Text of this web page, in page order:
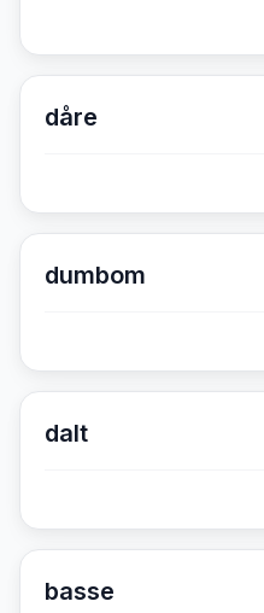
dåre
dumbom
dalt
basse